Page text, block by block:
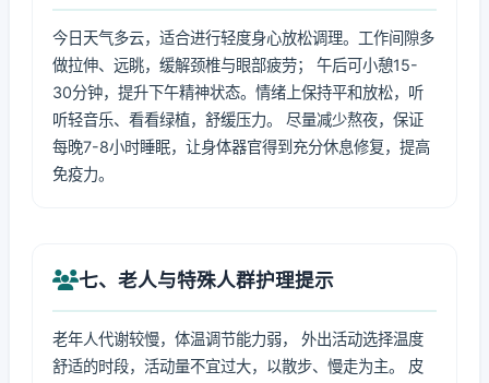
今日天气多云，适合进行轻度身心放松调理。工作间隙多
做拉伸、远眺，缓解颈椎与眼部疲劳； 午后可小憩15-
30分钟，提升下午精神状态。情绪上保持平和放松，听
听轻音乐、看看绿植，舒缓压力。 尽量减少熬夜，保证
每晚7-8小时睡眠，让身体器官得到充分休息修复，提高
免疫力。
七、老人与特殊人群护理提示
老年人代谢较慢，体温调节能力弱， 外出活动选择温度
舒适的时段，活动量不宜过大，以散步、慢走为主。 皮